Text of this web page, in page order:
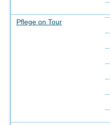
Pflege on Tour